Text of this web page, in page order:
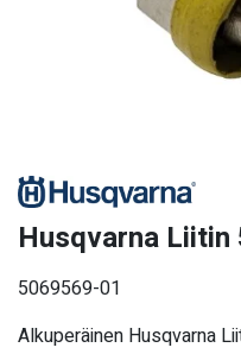
Husqvarna Liitin
5069569-01
Alkuperäinen Husqvarna